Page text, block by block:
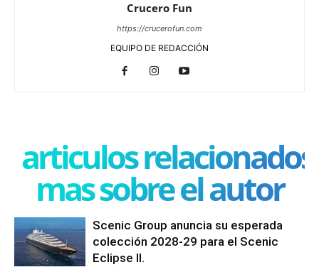
Crucero Fun
https://crucerofun.com
EQUIPO DE REDACCIÓN
articulos relacionados
mas sobre el autor
Scenic Group anuncia su esperada
colección 2028-29 para el Scenic
Eclipse II.